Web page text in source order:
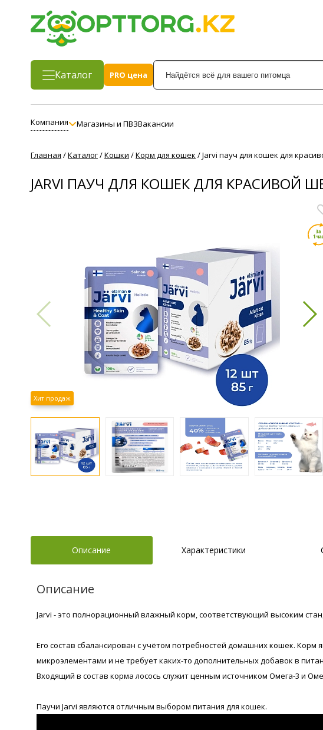
Каталог
PRO цена
Компания Магазины и ПВЗВакансии
Главная /Каталог/Кошки /Корм для кошек /Jarvi пауч для кошек для
JARVI ПАУЧ ДЛЯ КОШЕК ДЛЯ КРАСИВОЙ
Хит продаж
Описание Характеристики
Описание
Jarvi - это полнорационный влажный корм, соответствующий высоким
Его состав сбалансирован с учётом потребностей домашних кошек.
микроэлементами и не требует каких-то дополнительных добавок в
Входящий в состав корма лосось служит ценным источником Омега-3 и
Паучи Jarvi являются отличным выбором питания для кошек.